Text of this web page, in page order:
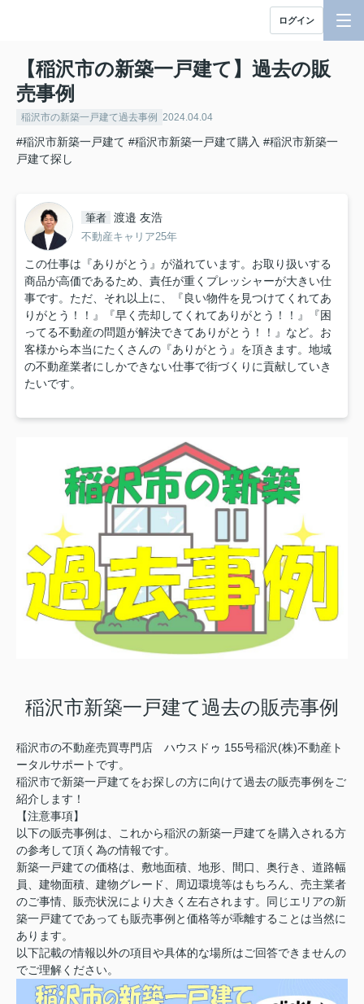
ログイン
【稲沢市の新築一戸建て】過去の販
売事例
稲沢市の新築一戸建て過去事例 2024.04.04
#稲沢市新築一戸建て #稲沢市新築一戸建て購入 #稲沢市新築一
戸建て探し
筆者 渡邉 友浩
不動産キャリア25年
この仕事は『ありがとう』が溢れています。お取り扱いする
商品が高価であるため、責任が重くプレッシャーが大きい仕
事です。ただ、それ以上に、『良い物件を見つけてくれてあ
りがとう！！』『早く売却してくれてありがとう！！』『困
ってる不動産の問題が解決できてありがとう！！』など。お
客様から本当にたくさんの『ありがとう』を頂きます。地域
の不動産業者にしかできない仕事で街づくりに貢献していき
たいです。
稲沢市新築一戸建て過去の販売事例
稲沢市の不動産売買専門店 ハウスドゥ 155号稲沢(株)不動産ト
ータルサポートです。
稲沢市で新築一戸建てをお探しの方に向けて過去の販売事例をご
紹介します！
【注意事項】
以下の販売事例は、これから稲沢の新築一戸建てを購入される方
の参考して頂く為の情報です。
新築一戸建ての価格は、敷地面積、地形、間口、奥行き、道路幅
員、建物面積、建物グレード、周辺環境等はもちろん、売主業者
のご事情、販売状況により大きく左右されます。同じエリアの新
築一戸建てであっても販売事例と価格等が乖離することは当然に
あります。
以下記載の情報以外の項目や具体的な場所はご回答できませんの
でご理解ください。